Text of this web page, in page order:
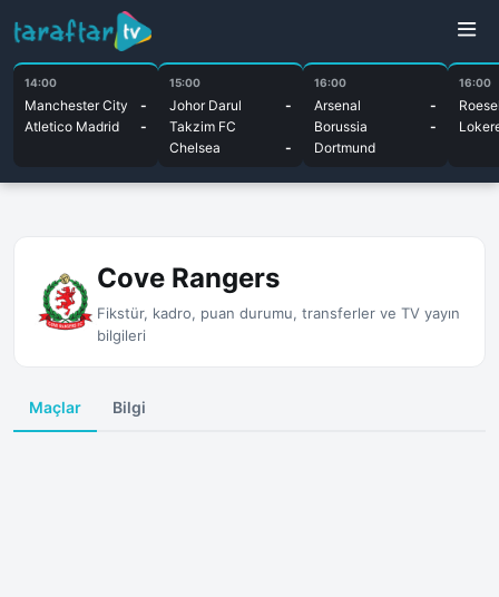
14:00
Manchester City
-
Atletico Madrid
-
15:00
Johor Darul
Takzim FC
-
Chelsea -
16:00
Arsenal
-
Borussia
Dortmund
-
16:00
Cove Rangers
Fikstür, kadro, puan durumu, transferler ve TV yayın
bilgileri
Maçlar Bilgi